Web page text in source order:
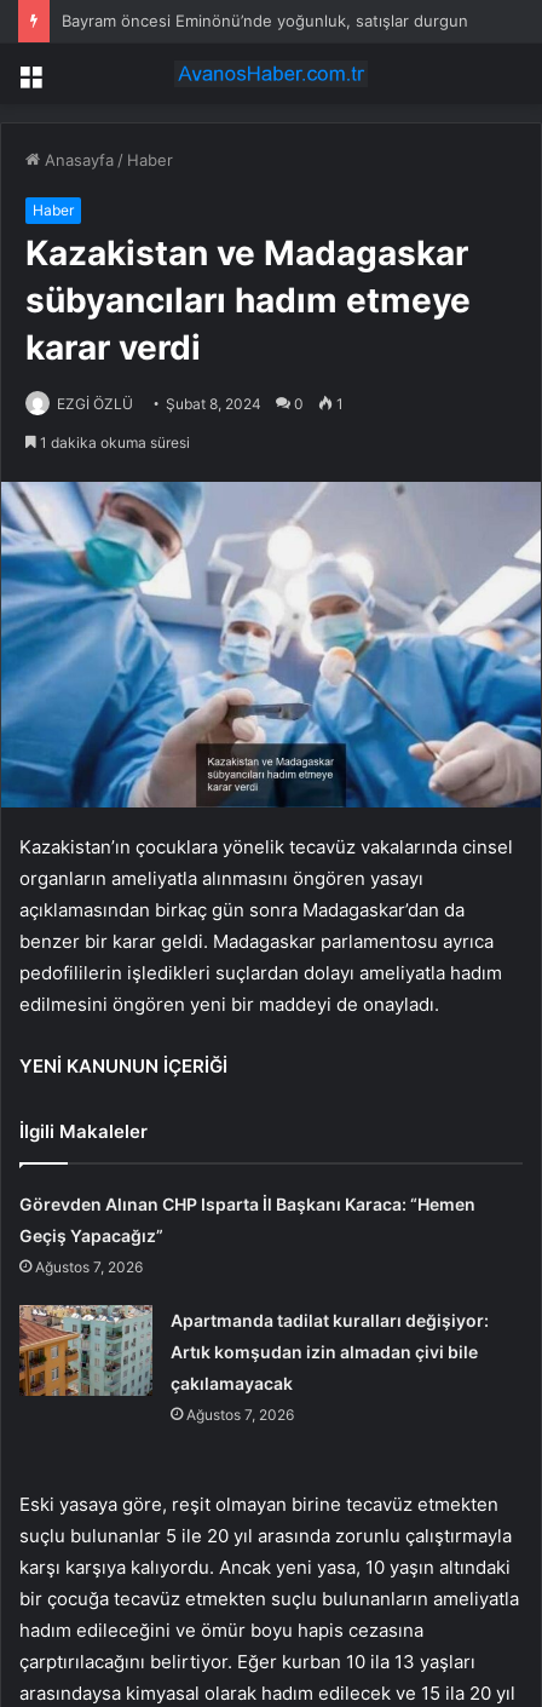
Bayram öncesi Eminönü’nde yoğunluk, satışlar durgun
Menü
Anasayfa / Haber
Haber
Kazakistan ve Madagaskar
sübyancıları hadım etmeye
karar verdi
EZGİ ÖZLÜ Şubat 8, 2024 0 1
1 dakika okuma süresi
Kazakistan’ın çocuklara yönelik tecavüz vakalarında cinsel
organların ameliyatla alınmasını öngören yasayı
açıklamasından birkaç gün sonra Madagaskar’dan da
benzer bir karar geldi. Madagaskar parlamentosu ayrıca
pedofililerin işledikleri suçlardan dolayı ameliyatla hadım
edilmesini öngören yeni bir maddeyi de onayladı.
YENİ KANUNUN İÇERİĞİ
İlgili Makaleler
Görevden Alınan CHP Isparta İl Başkanı Karaca: “Hemen
Geçiş Yapacağız”
Ağustos 7, 2026
Apartmanda tadilat kuralları değişiyor:
Artık komşudan izin almadan çivi bile
çakılamayacak
Ağustos 7, 2026
Eski yasaya göre, reşit olmayan birine tecavüz etmekten
suçlu bulunanlar 5 ile 20 yıl arasında zorunlu çalıştırmayla
karşı karşıya kalıyordu. Ancak yeni yasa, 10 yaşın altındaki
bir çocuğa tecavüz etmekten suçlu bulunanların ameliyatla
hadım edileceğini ve ömür boyu hapis cezasına
çarptırılacağını belirtiyor. Eğer kurban 10 ila 13 yaşları
arasındaysa kimyasal olarak hadım edilecek ve 15 ila 20 yıl